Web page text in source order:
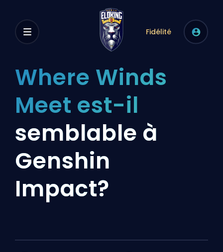
Fidélité
Where Winds
Meet est-il
semblable à
Genshin
Impact?